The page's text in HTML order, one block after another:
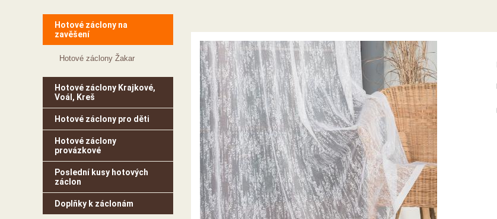
Hotové záclony na
zavěšení
Hotové záclony Žakar
Hotové záclony Krajkové,
Voál, Kreš
Hotové záclony pro děti
Hotové záclony
provázkové
Poslední kusy hotových
záclon
Doplňky k záclonám